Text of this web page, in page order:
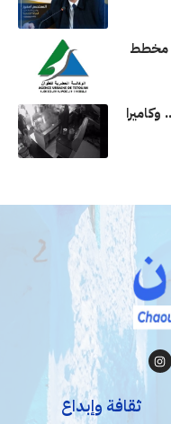
مخطط
ثقافة وإبداع